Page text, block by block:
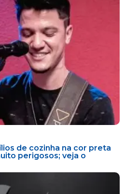
de cozinha na cor preta
perigosos; veja o